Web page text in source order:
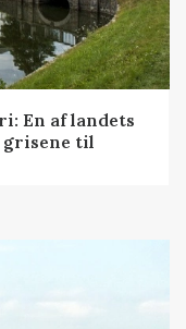
En af landets
til